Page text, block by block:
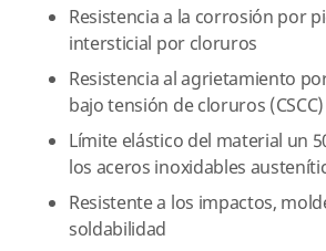
Resistencia a la corrosión por
intersticial por cloruros
Resistencia al agrietamiento
bajo tensión de cloruros (CSCC)
Límite elástico del material un
los aceros inoxidables
Resistente a los impactos,
soldabilidad